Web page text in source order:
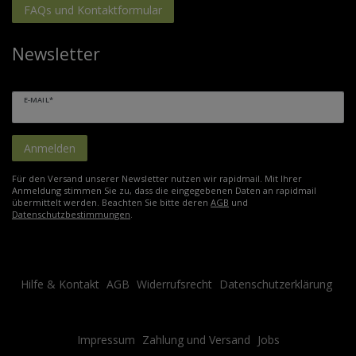
FAQs und Kontaktformular
Newsletter
E-MAIL*
Anmelden
Für den Versand unserer Newsletter nutzen wir rapidmail. Mit Ihrer
Anmeldung stimmen Sie zu, dass die eingegebenen Daten an rapidmail
übermittelt werden. Beachten Sie bitte deren AGB und
Datenschutzbestimmungen.
Hilfe & Kontakt AGB Widerrufsrecht Datenschutzerklärung
Impressum Zahlung und Versand Jobs